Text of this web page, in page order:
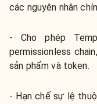
các nguyên nhân
- Cho phép
permissionless
sản phẩm và token.
- Hạn chế sự lệ